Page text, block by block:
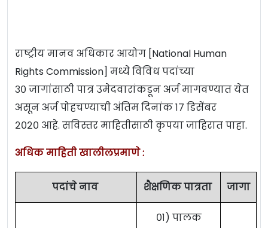
राष्ट्रीय मानव अधिकार आयोग [National Human
Rights Commission] मध्ये विविध पदांच्या
३० जागांसाठी पात्र उमेदवारांकडून अर्ज मागवण्यात येत
असून अर्ज पोहचण्याची अंतिम दिनांक १७ डिसेंबर
२०२० आहे. सविस्तर माहितीसाठी कृपया जाहिरात पाहा.
अधिक माहिती खालीलप्रमाणे :
पदांचे नाव शैक्षणिक पात्रता जागा
०१) पालक